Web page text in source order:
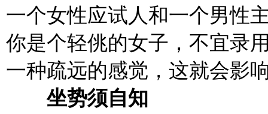
一个女性应试人和一个男性
你是个轻佻的女子，不宜录
一种疏远的感觉，这就会影
坐势须自知